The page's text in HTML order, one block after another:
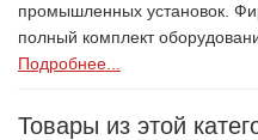
промышленных установок.
полный комплект
Подробнее...
Товары из этой